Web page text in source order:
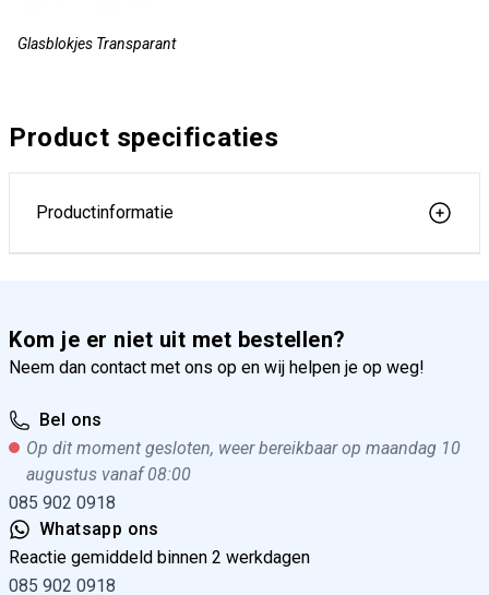
Glasblokjes Transparant
Product specificaties
Productinformatie
Kom je er niet uit met bestellen?
Neem dan contact met ons op en wij helpen je op weg!
Bel ons
Op dit moment gesloten, weer bereikbaar op maandag 10
augustus vanaf 08:00
085 902 0918
Whatsapp ons
Reactie gemiddeld binnen 2 werkdagen
085 902 0918